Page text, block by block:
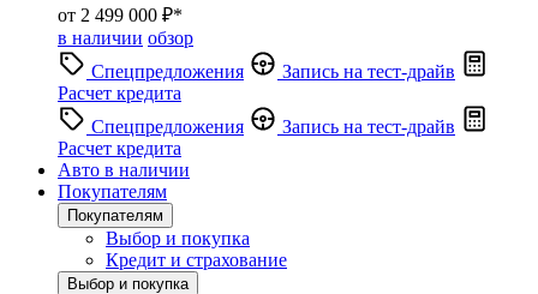
от 2 499 000 ₽*
в наличии обзор
Спецпредложения
Запись на тест-драйв
Расчет кредита
Спецпредложения
Запись на тест-драйв
Расчет кредита
Авто в наличии
Покупателям
Покупателям
Выбор и покупка
Кредит и страхование
Выбор и покупка